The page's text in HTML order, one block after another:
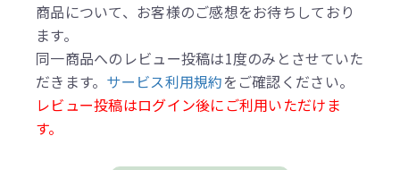
商品について、お客様のご感想をお待ちしており
ます。
同一商品へのレビュー投稿は1度のみとさせていた
だきます。 サービス利用規約をご確認ください。
レビュー投稿はログイン後にご利用いただけま
す。